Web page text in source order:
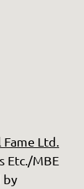
Fame Ltd.
Etc./MBE
by